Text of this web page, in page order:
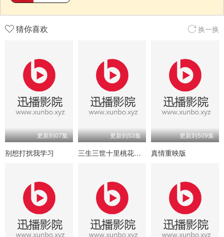
换一换
猜你喜欢
更新到07集
别想打扰我学习
更新到53集
三生三世十里桃花粤语版
更新到509集
真情重映版